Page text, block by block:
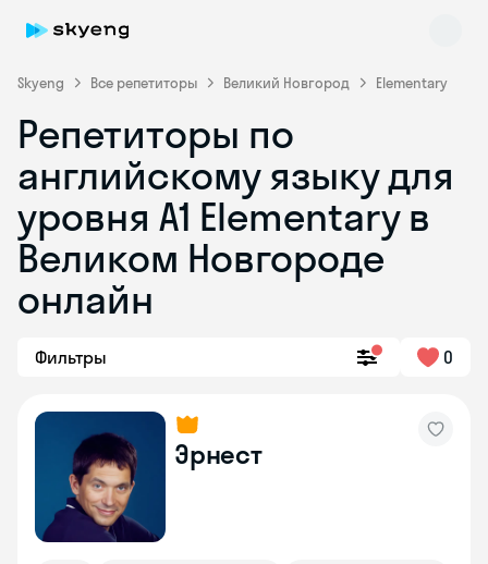
Skyeng Все репетиторы Великий Новгород Elementary
Репетиторы по
английскому языку для
уровня A1 Elementary в
Великом Новгороде
онлайн
Фильтры 0
Эрнест
Skyeng Chat
online